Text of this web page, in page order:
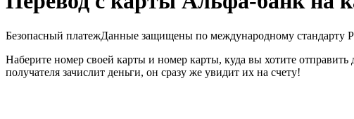
Безопасный платежДанные защищены по международному стандарту
Наберите номер своей карты и номер карты, куда вы хотите
получателя зачислит деньги, он сразу же увидит их на счету!